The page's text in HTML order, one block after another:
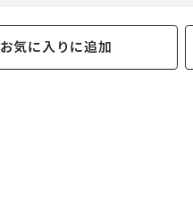
お気に入りに追加